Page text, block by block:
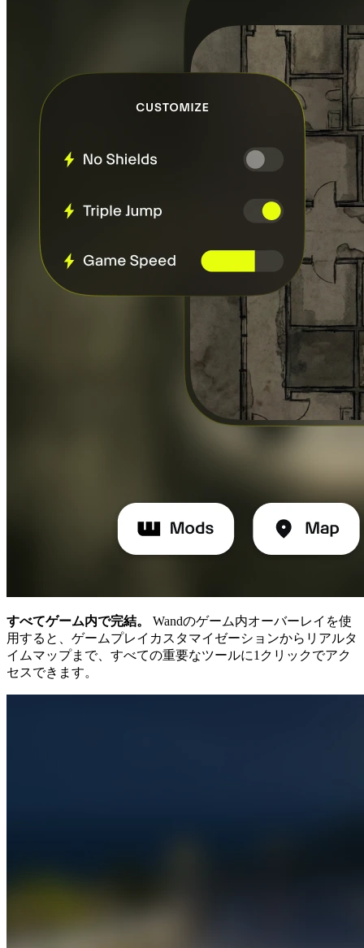
すべてゲーム内で完結。
Wandのゲーム内オーバーレイを使
用すると、ゲームプレイカスタマイゼーションからリアルタ
イムマップまで、すべての重要なツールに1クリックでアク
セスできます。